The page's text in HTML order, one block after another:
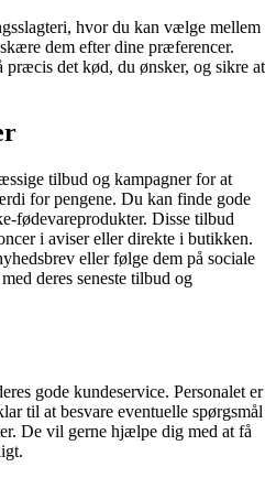
hvor du kan vælge mellem
dem efter dine præferencer.
det kød, du ønsker, og sikre at
tilbud og kampagner for at
for pengene. Du kan finde gode
fødevareprodukter. Disse tilbud
i aviser eller direkte i butikken.
eller følge dem på sociale
deres seneste tilbud og
gode kundeservice. Personalet er
til at besvare eventuelle spørgsmål
De vil gerne hjælpe dig med at få